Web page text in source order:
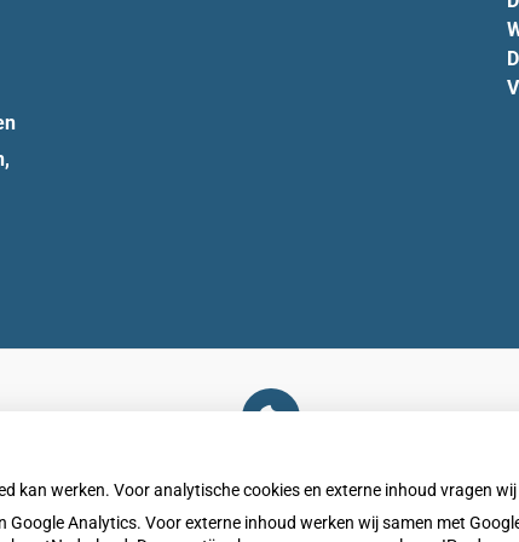
externe inhoud
die nodig is om dit te zien.
Cookie-instellingen wijzigen
kan werken. Voor analytische cookies en externe inhoud vragen
Analytics. Voor externe inhoud werken wij samen met